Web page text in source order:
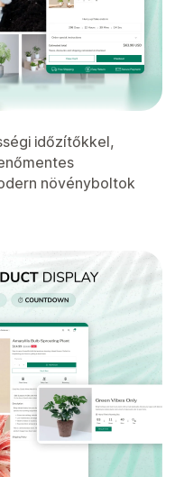
időzítőkkel,
növényboltok